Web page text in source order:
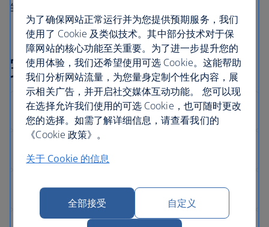
的合同部分。
完整版隐私政策
为了确保网站正常运行并为您提供预期服务，我们
使用了 Cookie 及类似技术。其中部分技术对于保
障网站的核心功能至关重要。为了进一步提升您的
使用体验，我们还希望使用可选 Cookie。这能帮助
我们分析网站流量，为您量身定制个性化内容，展
示相关广告，并开启社交媒体互动功能。 您可以现
在选择允许我们使用的可选 Cookie，也可随时更改
您的选择。如需了解详细信息，请查看我们的
《Cookie 政策》。
关于 Cookie 的信息
全部接受 自定义